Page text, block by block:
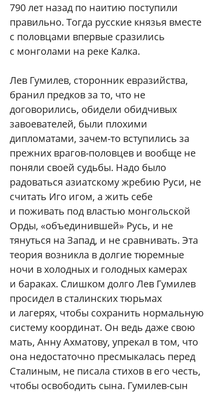
790 лет назад по наитию поступили
правильно. Тогда русские князья вместе
с половцами впервые сразились
с монголами на реке Калка.
Лев Гумилев, сторонник евразийства,
бранил предков за то, что не
договорились, обидели обидчивых
завоевателей, были плохими
дипломатами, зачем-то вступились за
прежних врагов-половцев и вообще не
поняли своей судьбы. Надо было
радоваться азиатскому жребию Руси, не
считать Иго игом, а жить себе
и поживать под властью монгольской
Орды, «объединившей» Русь, и не
тянуться на Запад, и не сравнивать. Эта
теория возникла в долгие тюремные
ночи в холодных и голодных камерах
и бараках. Слишком долго Лев Гумилев
просидел в сталинских тюрьмах
и лагерях, чтобы сохранить нормальную
систему координат. Он ведь даже свою
мать, Анну Ахматову, упрекал в том, что
она недостаточно пресмыкалась перед
Сталиным, не писала стихов в его честь,
чтобы освободить сына. Гумилев-сын